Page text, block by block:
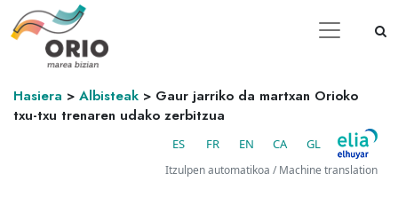
Hasiera > Albisteak > Gaur jarriko da martxan Orioko
txu-txu trenaren udako zerbitzua
ES FR EN CA GL
Itzulpen automatikoa / Machine translation